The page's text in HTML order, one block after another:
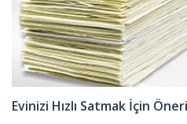
Evinizi Hızlı Satmak İçin